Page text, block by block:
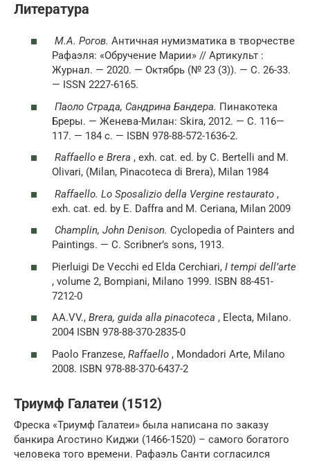
Литература
М.А. Рогов. Античная нумизматика в творчестве
Рафаэля: «Обручение Марии» // Артикульт :
Журнал. — 2020. — Октябрь (№ 23 (3)). — С. 26-33.
— ISSN 2227-6165.
Паоло Страда, Сандрина Бандера. Пинакотека
Бреры. — Женева-Милан: Skira, 2012. — С. 116—
117. — 184 с. — ISBN 978-88-572-1636-2.
Raffaello e Brera , exh. cat. ed. by C. Bertelli and M.
Olivari, (Milan, Pinacoteca di Brera), Milan 1984
Raffaello. Lo Sposalizio della Vergine restaurato ,
exh. cat. ed. by E. Daffra and M. Ceriana, Milan 2009
Champlin, John Denison. Cyclopedia of Painters and
Paintings. — C. Scribner’s sons, 1913.
Pierluigi De Vecchi ed Elda Cerchiari, I tempi dell’arte
, volume 2, Bompiani, Milano 1999. ISBN 88-451-
7212-0
AA.VV., Brera, guida alla pinacoteca , Electa, Milano.
2004 ISBN 978-88-370-2835-0
Paolo Franzese, Raffaello , Mondadori Arte, Milano
2008. ISBN 978-88-370-6437-2
Триумф Галатеи (1512)
Фреска «Триумф Галатеи» была написана по заказу
банкира Агостино Киджи (1466-1520) – самого богатого
человека того времени. Рафаэль Санти согласился